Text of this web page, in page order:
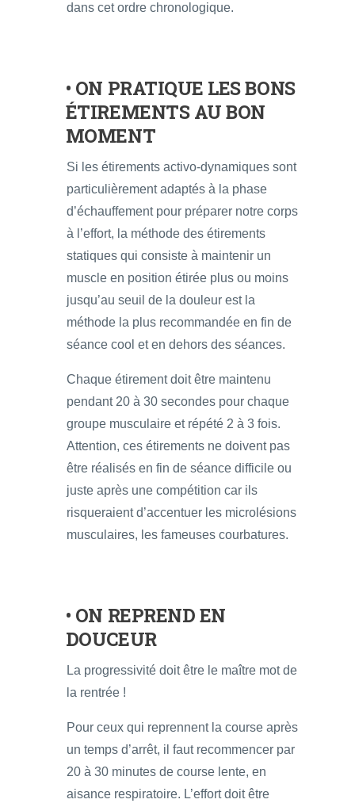
dans cet ordre chronologique.
• ON PRATIQUE LES BONS
ÉTIREMENTS AU BON
MOMENT
Si les étirements activo-dynamiques sont
particulièrement adaptés à la phase
d’échauffement pour préparer notre corps
à l’effort, la méthode des étirements
statiques qui consiste à maintenir un
muscle en position étirée plus ou moins
jusqu’au seuil de la douleur est la
méthode la plus recommandée en fin de
séance cool et en dehors des séances.
Chaque étirement doit être maintenu
pendant 20 à 30 secondes pour chaque
groupe musculaire et répété 2 à 3 fois.
Attention, ces étirements ne doivent pas
être réalisés en fin de séance difficile ou
juste après une compétition car ils
risqueraient d’accentuer les microlésions
musculaires, les fameuses courbatures.
• ON REPREND EN
DOUCEUR
La progressivité doit être le maître mot de
la rentrée !
Pour ceux qui reprennent la course après
un temps d’arrêt, il faut recommencer par
20 à 30 minutes de course lente, en
aisance respiratoire. L’effort doit être